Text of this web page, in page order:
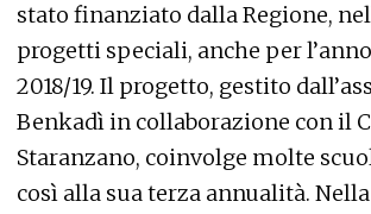
stato finanziato dalla Regione,
progetti speciali, anche per
2018/19. Il progetto, gestito
Benkadì in collaborazione con il
Staranzano, coinvolge molte
così alla sua terza annualità.